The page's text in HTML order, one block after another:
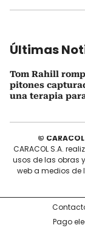
Últimas
Tom Rahill
pitones
una terapia
©
CARACOL S.A.
usos de las obras
web a medios de
Pago